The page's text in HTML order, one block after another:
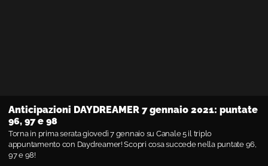
Anticipazioni DAYDREAMER 7 gennaio 2021: puntate
96, 97 e 98
Torna in prima serata giovedì 7 gennaio su Canale 5 il triplo
appuntamento con Daydreamer! Scopri cosa succede nella puntate 96,
97 e 98!